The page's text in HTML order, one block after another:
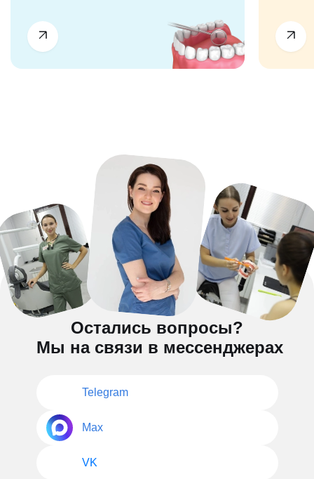
Остались вопросы?
Мы на связи в мессенджерах
Telegram
Max
VK